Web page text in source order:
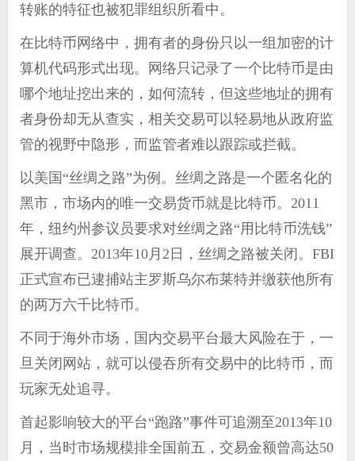
转账的特征也被犯罪组织所看中。
在比特币网络中，拥有者的身份只以一组加密的计
算机代码形式出现。网络只记录了一个比特币是由
哪个地址挖出来的，如何流转，但这些地址的拥有
者身份却无从查实，相关交易可以轻易地从政府监
管的视野中隐形，而监管者难以跟踪或拦截。
以美国“丝绸之路”为例。丝绸之路是一个匿名化的
黑市，市场内的唯一交易货币就是比特币。2011
年，纽约州参议员要求对丝绸之路“用比特币洗钱”
展开调查。2013年10月2日，丝绸之路被关闭。FBI
正式宣布已逮捕站主罗斯乌尔布莱特并缴获他所有
的两万六千比特币。
不同于海外市场，国内交易平台最大风险在于，一
旦关闭网站，就可以侵吞所有交易中的比特币，而
玩家无处追寻。
首起影响较大的平台“跑路”事件可追溯至2013年10
月，当时市场规模排全国前五，交易金额曾高达50